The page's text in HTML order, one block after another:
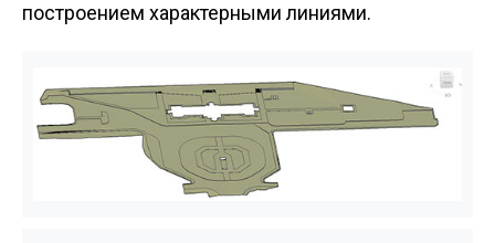
построением характерными линиями.